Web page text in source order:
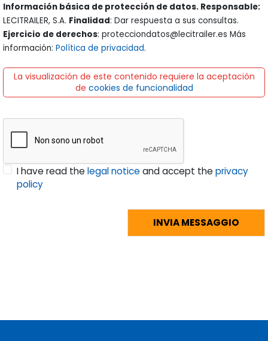
Información básica de protección de datos. Responsable:
LECITRAILER, S.A. Finalidad: Dar respuesta a sus consultas.
Ejercicio de derechos: protecciondatos@lecitrailer.es Más
información: Política de privacidad.
La visualización de este contenido requiere la aceptación
de cookies de funcionalidad
I have read thelegal noticeand accept theprivacy
policy